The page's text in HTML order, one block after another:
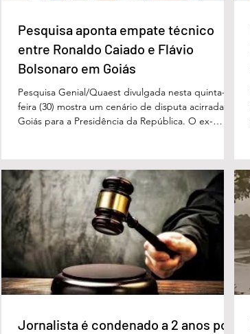
Pesquisa aponta empate técnico
entre Ronaldo Caiado e Flávio
Bolsonaro em Goiás
Pesquisa Genial/Quaest divulgada nesta quinta-
feira (30) mostra um cenário de disputa acirrada em
Goiás para a Presidência da República. O ex-
27%. Considerando a margem de erro de três
pontos percentuais, os dois estão em empate
técnico. Na terceira colocação está o presidente
Luiz Inácio Lula da Silva (PT), com 23% das
intenções de voto. Os
Jornalista é condenado a 2 anos por